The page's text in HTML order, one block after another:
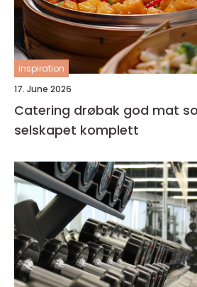
inspiration
17. June 2026
Catering drøbak god mat som gjør
selskapet komplett